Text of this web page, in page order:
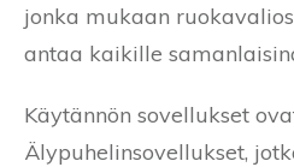
jonka mukaan
antaa kaikille
Käytännön sovellukset
Älypuhelinsovellukset,